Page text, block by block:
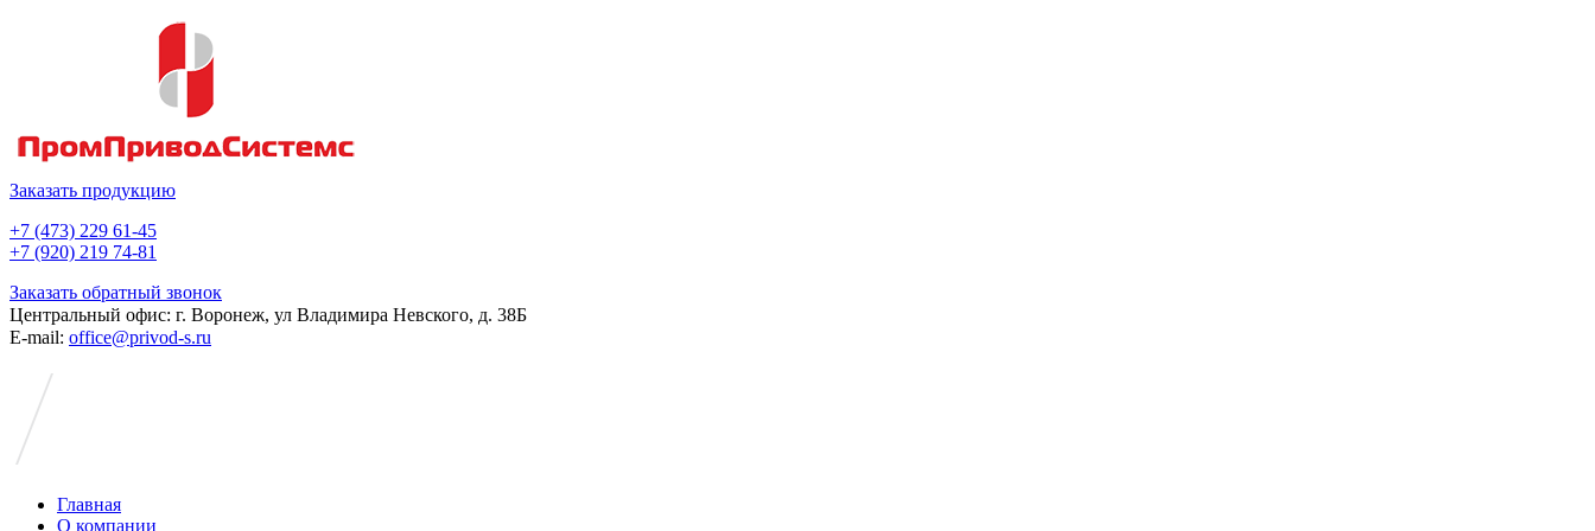
Заказать продукцию
+7 (473) 229 61-45
+7 (920) 219 74-81
Заказать обратный звонок
Центральный офис: г. Воронеж, ул Владимира Невского, д. 38Б
E-mail: office@privod-s.ru
Главная
О компании